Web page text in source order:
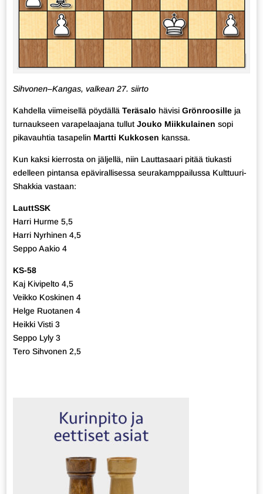
Sihvonen–Kangas, valkean 27. siirto
Kahdella viimeisellä pöydällä Teräsalo hävisi Grönroosille ja
turnaukseen varapelaajana tullut Jouko Miikkulainen sopi
pikavauhtia tasapelin Martti Kukkosen kanssa.
Kun kaksi kierrosta on jäljellä, niin Lauttasaari pitää tiukasti
edelleen pintansa epävirallisessa seurakamppailussa Kulttuuri-
Shakkia vastaan:
LauttSSK
Harri Hurme 5,5
Harri Nyrhinen 4,5
Seppo Aakio 4
KS-58
Kaj Kivipelto 4,5
Veikko Koskinen 4
Helge Ruotanen 4
Heikki Visti 3
Seppo Lyly 3
Tero Sihvonen 2,5